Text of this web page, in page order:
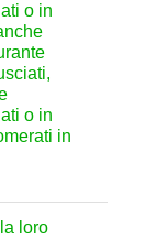
o in
o in
in
loro